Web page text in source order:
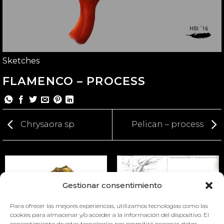
Gestionar consentimiento
Para ofrecer las mejores experiencias, utilizamos tecnologías como las
cookies para almacenar y/o acceder a la información del dispositivo. El
Sketches
FLAMENCO – PROCESS
Chrysaora sp Pelican – process